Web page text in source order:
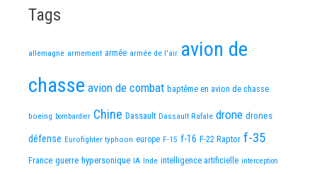
Tags
allemagne armement armée armée de l'air avion de
chasse avion de combat baptême en avion de chasse
boeing bombardier Chine Dassault Dassault Rafale drone drones
défense Eurofighter typhoon europe F-15 f-16 F-22 Raptor f-35
France guerre hypersonique IA Inde intelligence artificielle interception